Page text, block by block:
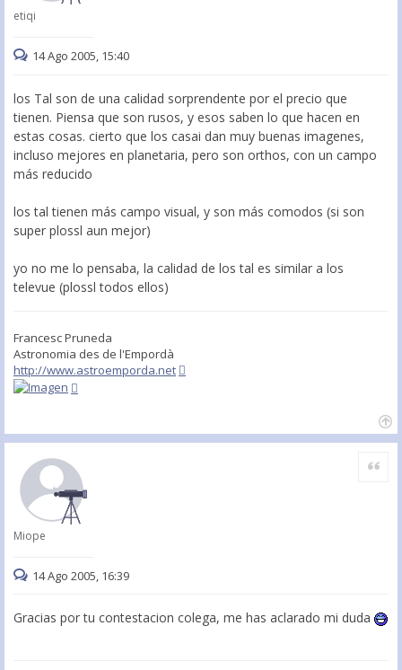
etiqi
14 Ago 2005, 15:40
los Tal son de una calidad sorprendente por el precio que
tienen. Piensa que son rusos, y esos saben lo que hacen en
estas cosas. cierto que los casai dan muy buenas imagenes,
incluso mejores en planetaria, pero son orthos, con un campo
más reducido
los tal tienen más campo visual, y son más comodos (si son
super plossl aun mejor)
yo no me lo pensaba, la calidad de los tal es similar a los
televue (plossl todos ellos)
Francesc Pruneda
Astronomia des de l'Empordà
http://www.astroemporda.net
Miope
Citar
14 Ago 2005, 16:39
Gracias por tu contestacion colega, me has aclarado mi duda